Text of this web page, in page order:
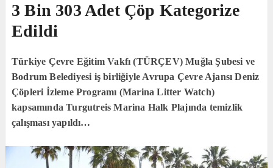
3 Bin 303 Adet Çöp Kategorize
Edildi
Türkiye Çevre Eğitim Vakfı (TÜRÇEV) Muğla Şubesi ve
Bodrum Belediyesi iş birliğiyle Avrupa Çevre Ajansı Deniz
Çöpleri İzleme Programı (Marina Litter Watch)
kapsamında Turgutreis Marina Halk Plajında temizlik
çalışması yapıldı…